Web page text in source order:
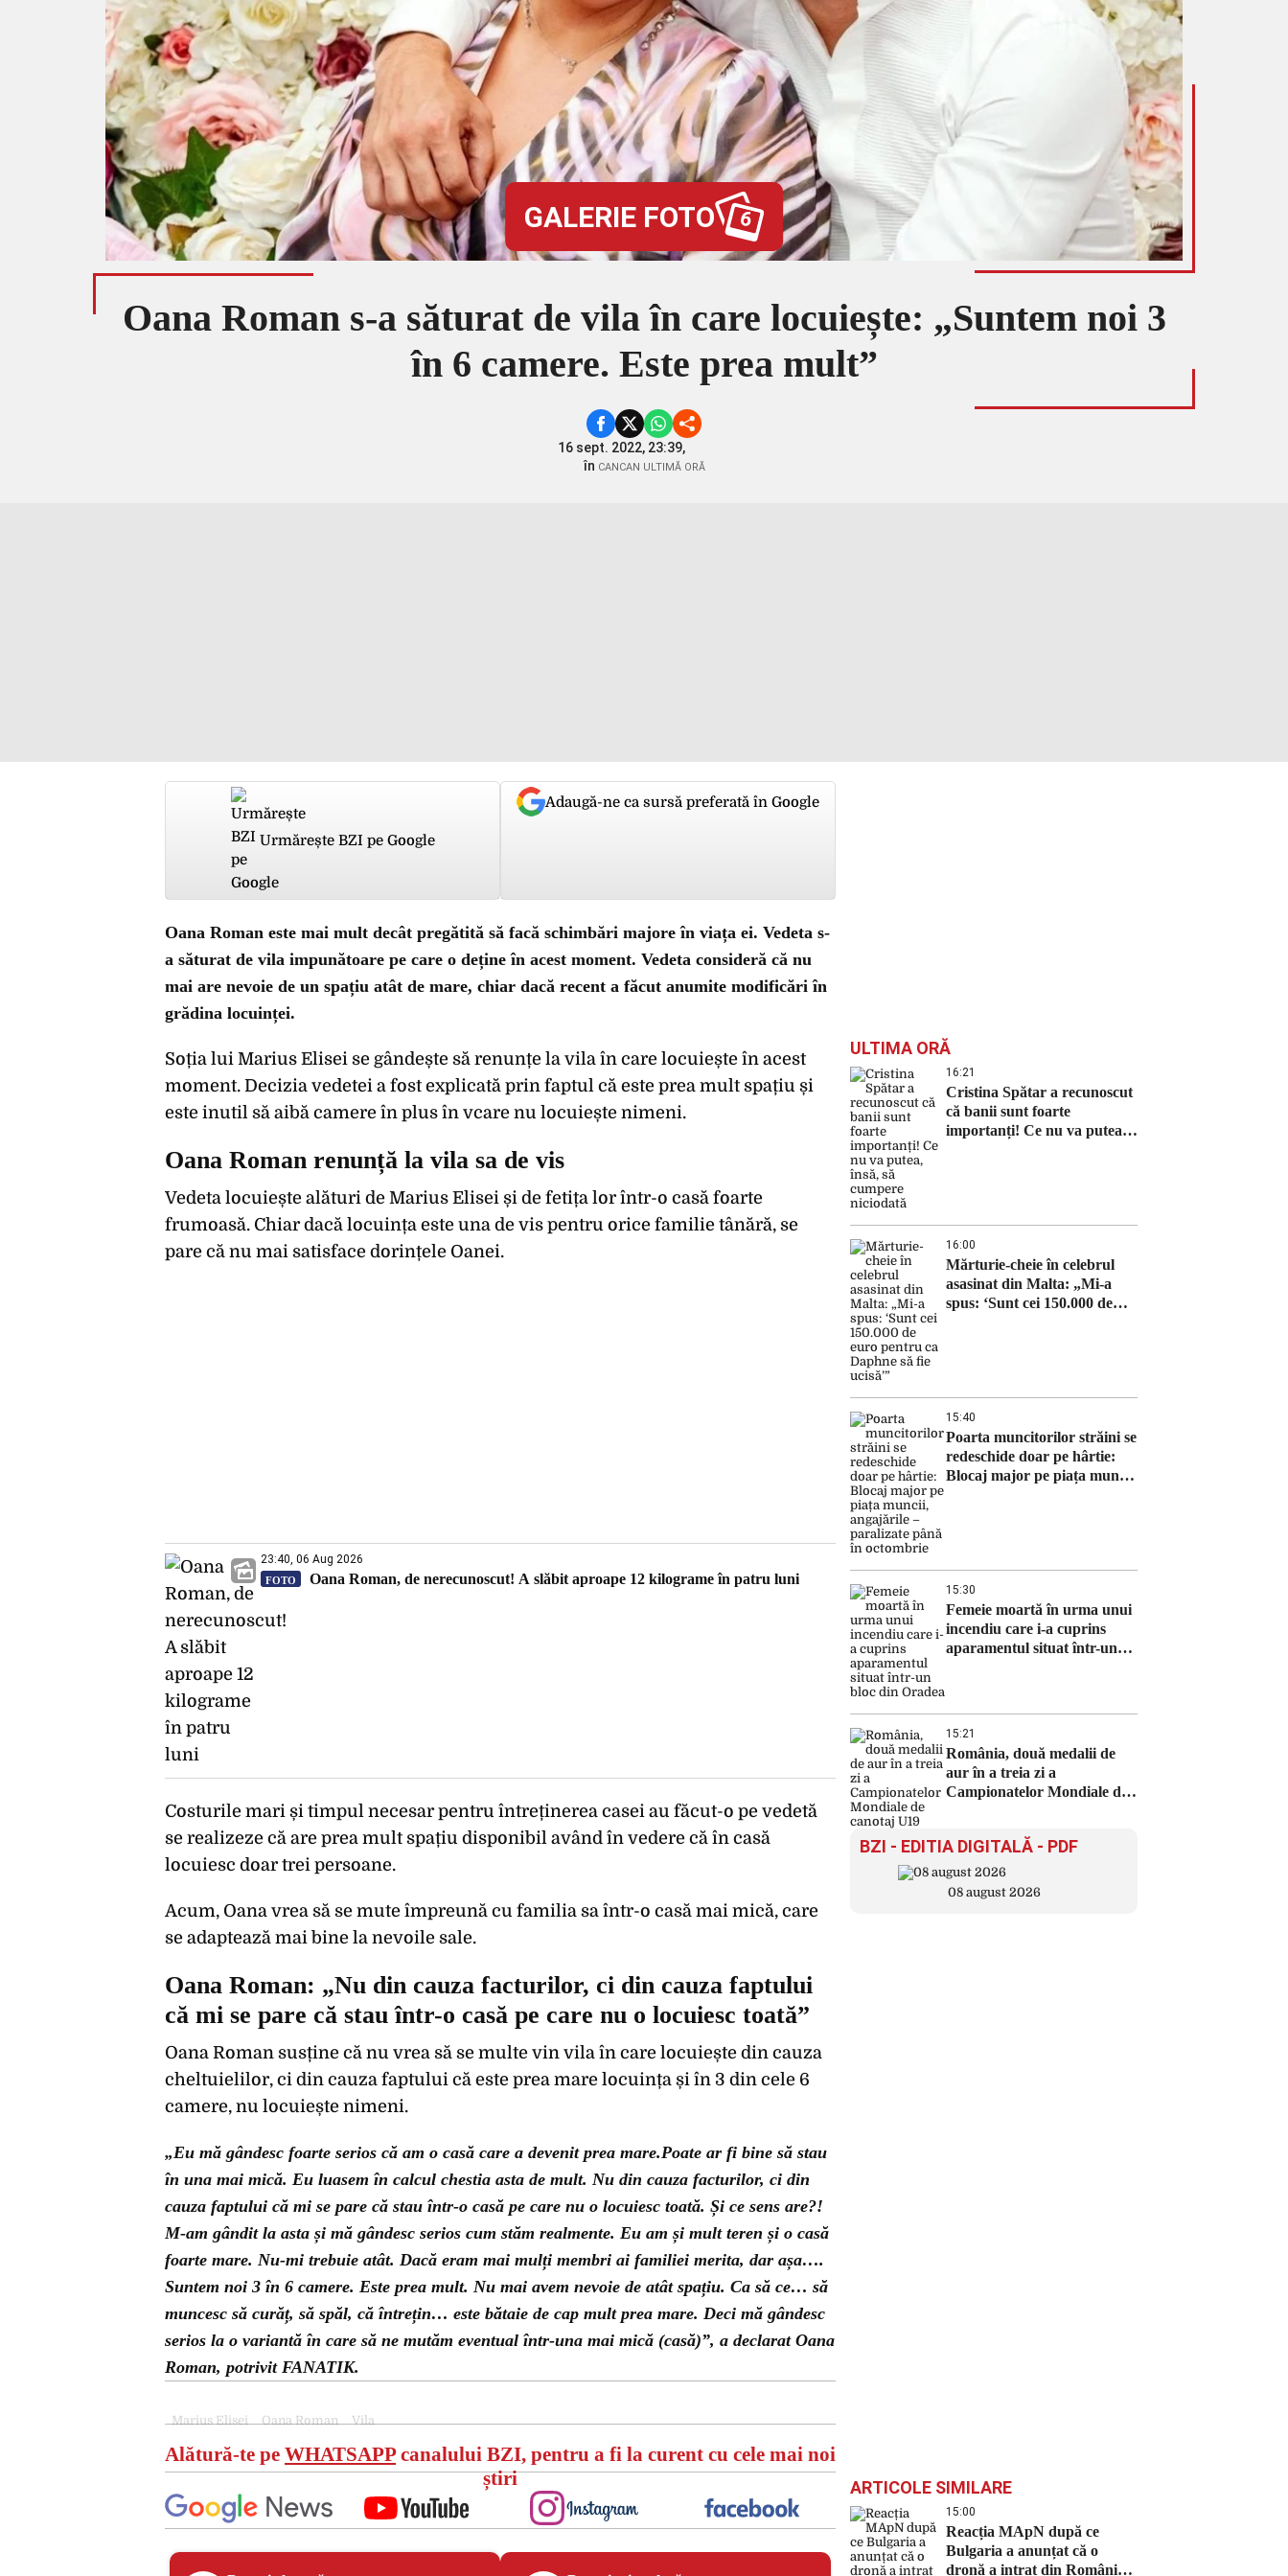
GALERIE FOTO 6
Oana Roman s-a săturat de vila în care locuiește: „Suntem noi 3
în 6 camere. Este prea mult”
16 sept. 2022, 23:39,
în CANCAN ULTIMĂ ORĂ
Urmărește BZI pe Google
Adaugă-ne ca sursă preferată în Google
Oana Roman este mai mult decât pregătită să facă schimbări majore în viața ei. Vedeta s-
a săturat de vila impunătoare pe care o deține în acest moment. Vedeta consideră că nu
mai are nevoie de un spațiu atât de mare, chiar dacă recent a făcut anumite modificări în
grădina locuinței.
Soția lui Marius Elisei se gândește să renunțe la vila în care locuiește în acest
moment. Decizia vedetei a fost explicată prin faptul că este prea mult spațiu și
este inutil să aibă camere în plus în vcare nu locuiește nimeni.
Oana Roman renunță la vila sa de vis
Vedeta locuiește alături de Marius Elisei și de fetița lor într-o casă foarte
frumoasă. Chiar dacă locuința este una de vis pentru orice familie tânără, se
pare că nu mai satisface dorințele Oanei.
23:40, 06 Aug 2026
FOTO Oana Roman, de nerecunoscut! A slăbit aproape 12 kilograme în patru luni
Costurile mari și timpul necesar pentru întreținerea casei au făcut-o pe vedetă
se realizeze că are prea mult spațiu disponibil având în vedere că în casă
locuiesc doar trei persoane.
Acum, Oana vrea să se mute împreună cu familia sa într-o casă mai mică, care
se adaptează mai bine la nevoile sale.
Oana Roman: „Nu din cauza facturilor, ci din cauza faptului
că mi se pare că stau într-o casă pe care nu o locuiesc toată”
Oana Roman susține că nu vrea să se multe vin vila în care locuiește din cauza
cheltuielilor, ci din cauza faptului că este prea mare locuința și în 3 din cele 6
camere, nu locuiește nimeni.
„Eu mă gândesc foarte serios că am o casă care a devenit prea mare.Poate ar fi bine să stau
în una mai mică. Eu luasem în calcul chestia asta de mult. Nu din cauza facturilor, ci din
cauza faptului că mi se pare că stau într-o casă pe care nu o locuiesc toată. Și ce sens are?!
M-am gândit la asta și mă gândesc serios cum stăm realmente. Eu am și mult teren și o casă
foarte mare. Nu-mi trebuie atât. Dacă eram mai mulți membri ai familiei merita, dar așa….
Suntem noi 3 în 6 camere. Este prea mult. Nu mai avem nevoie de atât spațiu. Ca să ce… să
muncesc să curăț, să spăl, că întrețin… este bătaie de cap mult prea mare. Deci mă gândesc
serios la o variantă în care să ne mutăm eventual într-una mai mică (casă)”, a declarat Oana
Roman, potrivit FANATIK.
Marius Elisei Oana Roman Vila
Alătură-te pe WHATSAPPcanalului BZI, pentru a fi la curent cu cele mai noi
știri
ULTIMA ORĂ
16:21
Cristina Spătar a recunoscut
că banii sunt foarte
importanți! Ce nu va putea,
16:00
Mărturie-cheie în celebrul
asasinat din Malta: „Mi-a
spus: ‘Sunt cei 150.000 de
15:40
Poarta muncitorilor străini se
redeschide doar pe hârtie:
Blocaj major pe piața muncii,
15:30
Femeie moartă în urma unui
incendiu care i-a cuprins
aparamentul situat într-un
15:21
România, două medalii de
aur în a treia zi a
Campionatelor Mondiale de
BZI - EDITIA DIGITALĂ - PDF
08 august 2026
ARTICOLE SIMILARE
15:00
Reacția MApN după ce
Bulgaria a anunțat că o
dronă a intrat din România